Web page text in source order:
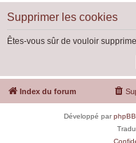
Supprimer les cookies
Êtes-vous sûr de vouloir
Index du forum
Développé parphpBB